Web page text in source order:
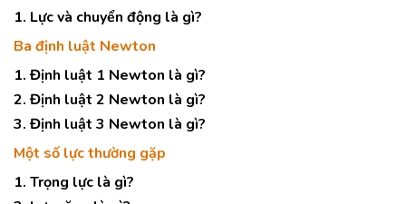
1. Lực và chuyển động là gì?
Ba định luật Newton
1. Định luật 1 Newton là gì?
2. Định luật 2 Newton là gì?
3. Định luật 3 Newton là gì?
Một số lực thường gặp
1. Trọng lực là gì?